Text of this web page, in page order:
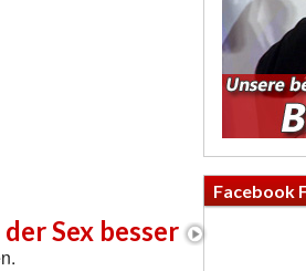
Sex besser
Facebook